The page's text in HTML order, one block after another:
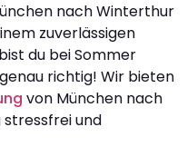
nach Winterthur
zuverlässigen
du bei Sommer
richtig! Wir bieten
von München nach
stressfrei und